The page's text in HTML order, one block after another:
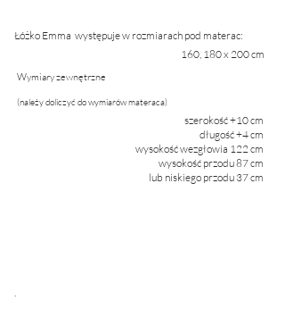
Łóżko Emma występuje w rozmiarach pod materac:
.
160, 180 x 200 cm
Wymiary zewnętrzne
(należy doliczyć do wymiarów materaca)
szerokość +10 cm
długość +4 cm
wysokość wezgłowia 122 cm
wysokość przodu 87 cm
lub niskiego przodu 37 cm